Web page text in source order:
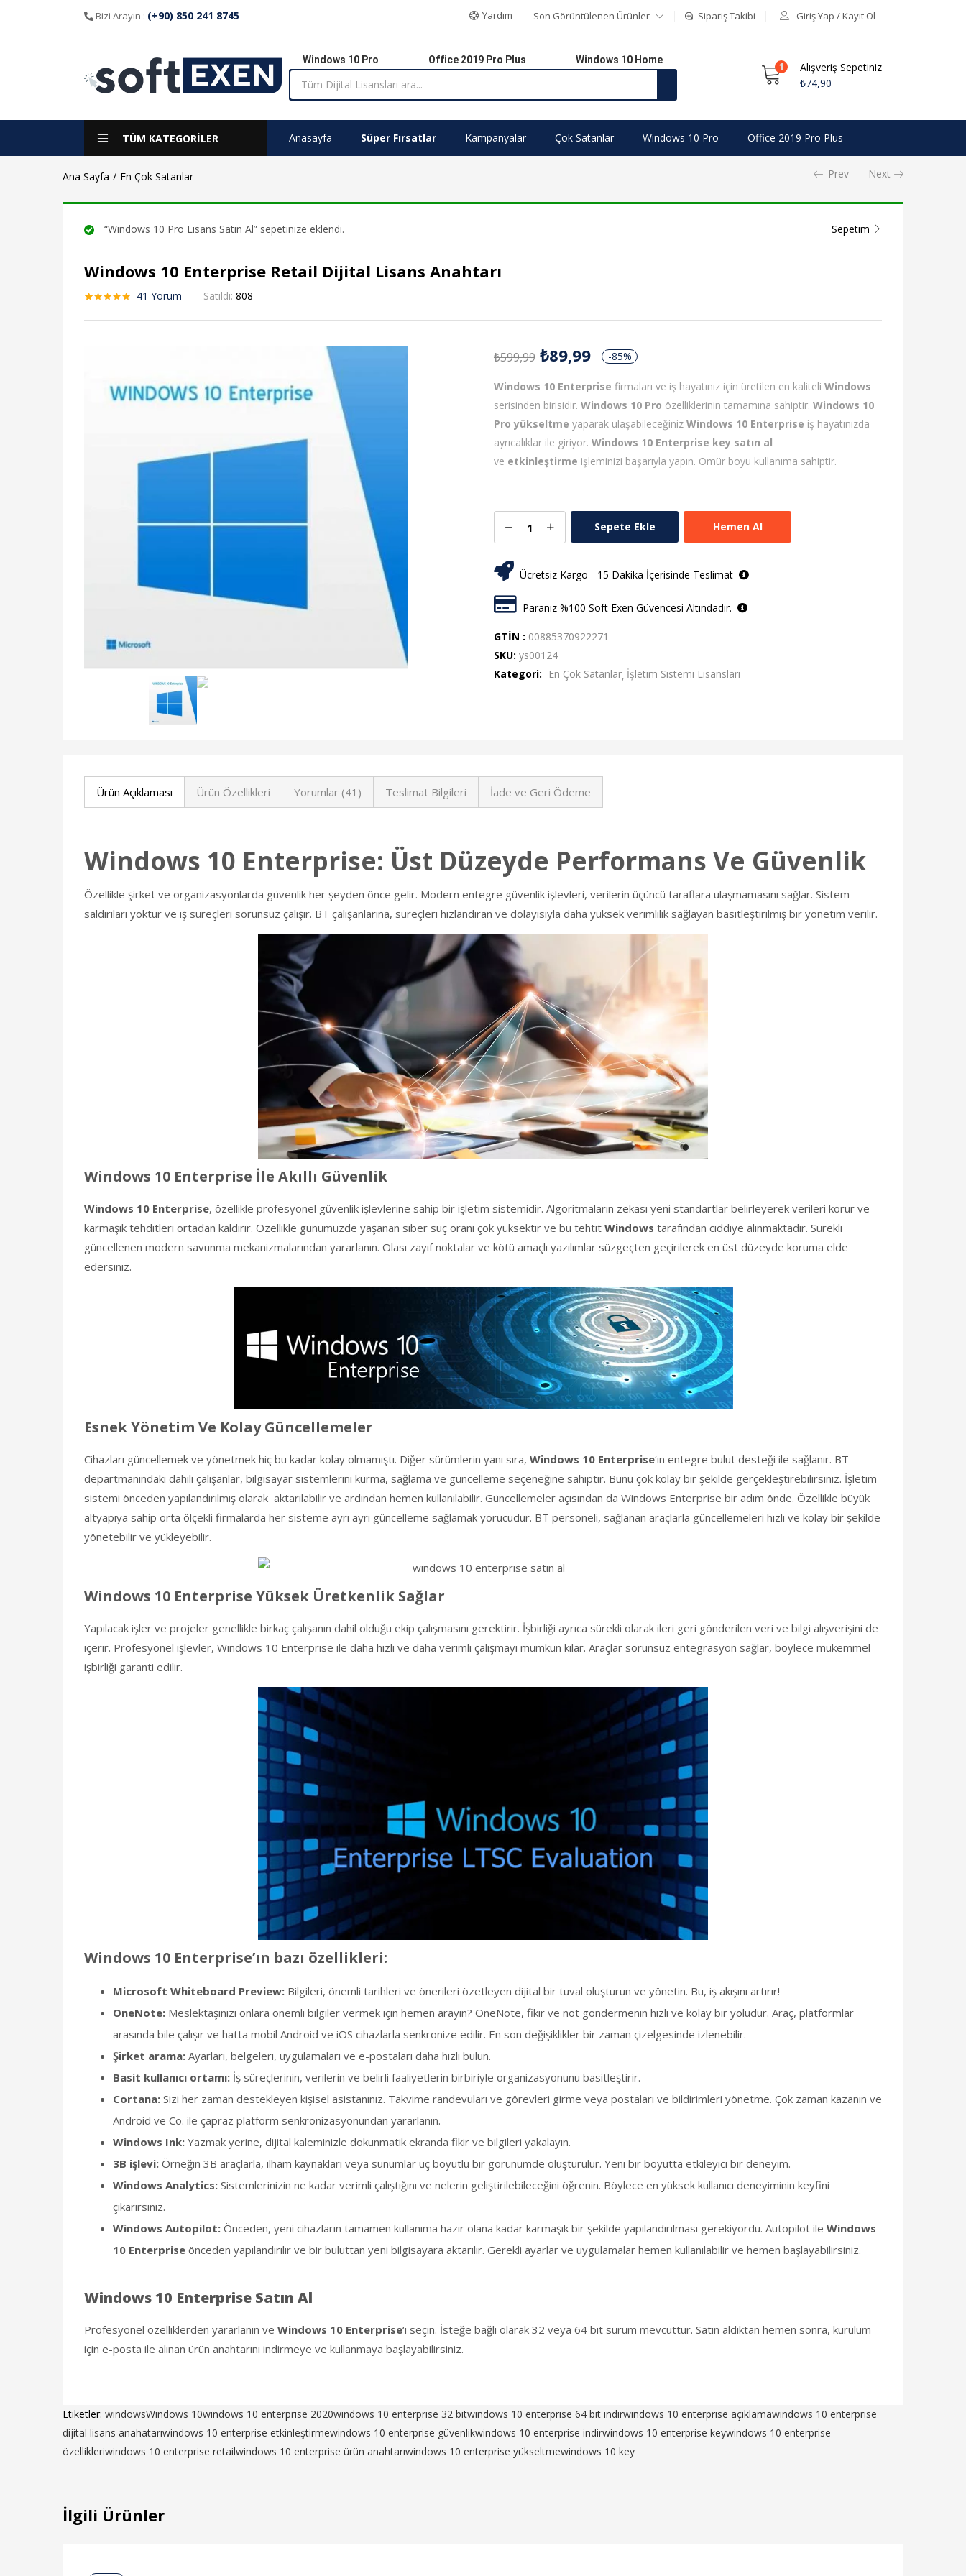
Bizi Arayın : (+90) 850 241 8745 Yardım Son Görüntülenen Ürünler Sipariş Takibi Giriş Yap / Kayıt Ol
Windows 10 Pro Office 2019 Pro Plus Windows 10 Home 1
Alışveriş Sepetiniz
₺74,90
TÜM KATEGORİLER Anasayfa Süper Fırsatlar Kampanyalar Çok Satanlar Windows 10 Pro Office 2019 Pro Plus
Ana Sayfa En Çok Satanlar Prev Next
“Windows 10 Pro Lisans Satın Al” sepetinize eklendi. Sepetim
Windows 10 Enterprise Retail Dijital Lisans Anahtarı
puanına
41 Yorum Satıldı: 808
₺599,99 ₺89,99 -85%
Windows 10 Enterprise firmaları ve iş hayatınız için üretilen en kaliteli Windows
serisinden birisidir. Windows 10 Pro özelliklerinin tamamına sahiptir. Windows 10
Proyükseltme yaparak ulaşabileceğiniz Windows 10 Enterprise iş hayatınızda
ayrıcalıklar ile giriyor. Windows 10 Enterprise key satın al
ve etkinleştirme işleminizi başarıyla yapın. Ömür boyu kullanıma sahiptir.
Sepete Ekle Hemen Al
Ücretsiz Kargo - 15 Dakika İçerisinde Teslimat
Paranız %100 Soft Exen Güvencesi Altındadır.
GTİN : 00885370922271
SKU: ys00124
Kategori:
En Çok Satanlar İşletim Sistemi Lisansları
Ürün Açıklaması Ürün Özellikleri Yorumlar (41) Teslimat Bilgileri İade ve Geri Ödeme
Windows 10 Enterprise: Üst Düzeyde Performans Ve Güvenlik
Özellikle şirket ve organizasyonlarda güvenlik her şeyden önce gelir. Modern entegre güvenlik işlevleri, verilerin üçüncü taraflara ulaşmamasını sağlar. Sistem
saldırıları yoktur ve iş süreçleri sorunsuz çalışır. BT çalışanlarına, süreçleri hızlandıran ve dolayısıyla daha yüksek verimlilik sağlayan basitleştirilmiş bir yönetim verilir.
Windows 10 Enterprise İle Akıllı Güvenlik
Windows 10 Enterprise, özellikle profesyonel güvenlik işlevlerine sahip bir işletim sistemidir. Algoritmaların zekası yeni standartlar belirleyerek verileri korur ve
karmaşık tehditleri ortadan kaldırır. Özellikle günümüzde yaşanan siber suç oranı çok yüksektir ve bu tehtit Windows tarafından ciddiye alınmaktadır. Sürekli
güncellenen modern savunma mekanizmalarından yararlanın. Olası zayıf noktalar ve kötü amaçlı yazılımlar süzgeçten geçirilerek en üst düzeyde koruma elde
edersiniz.
Esnek Yönetim Ve Kolay Güncellemeler
Cihazları güncellemek ve yönetmek hiç bu kadar kolay olmamıştı. Diğer sürümlerin yanı sıra, Windows 10 Enterprise‘ın entegre bulut desteği ile sağlanır. BT
departmanındaki dahili çalışanlar, bilgisayar sistemlerini kurma, sağlama ve güncelleme seçeneğine sahiptir. Bunu çok kolay bir şekilde gerçekleştirebilirsiniz. İşletim
sistemi önceden yapılandırılmış olarak aktarılabilir ve ardından hemen kullanılabilir. Güncellemeler açısından da Windows Enterprise bir adım önde. Özellikle büyük
altyapıya sahip orta ölçekli firmalarda her sisteme ayrı ayrı güncelleme sağlamak yorucudur. BT personeli, sağlanan araçlarla güncellemeleri hızlı ve kolay bir şekilde
yönetebilir ve yükleyebilir.
Windows 10 Enterprise Yüksek Üretkenlik Sağlar
Yapılacak işler ve projeler genellikle birkaç çalışanın dahil olduğu ekip çalışmasını gerektirir. İşbirliği ayrıca sürekli olarak ileri geri gönderilen veri ve bilgi alışverişini de
içerir. Profesyonel işlevler, Windows 10 Enterprise ile daha hızlı ve daha verimli çalışmayı mümkün kılar. Araçlar sorunsuz entegrasyon sağlar, böylece mükemmel
işbirliği garanti edilir.
Windows 10 Enterprise’ın bazı özellikleri:
Microsoft Whiteboard Preview: Bilgileri, önemli tarihleri ​​ve önerileri özetleyen dijital bir tuval oluşturun ve yönetin. Bu, iş akışını artırır!
OneNote: Meslektaşınızı onlara önemli bilgiler vermek için hemen arayın? OneNote, fikir ve not göndermenin hızlı ve kolay bir yoludur. Araç, platformlar
arasında bile çalışır ve hatta mobil Android ve iOS cihazlarla senkronize edilir. En son değişiklikler bir zaman çizelgesinde izlenebilir.
Şirket arama: Ayarları, belgeleri, uygulamaları ve e-postaları daha hızlı bulun.
Basit kullanıcı ortamı: İş süreçlerinin, verilerin ve belirli faaliyetlerin birbiriyle organizasyonunu basitleştirir.
Cortana: Sizi her zaman destekleyen kişisel asistanınız. Takvime randevuları ve görevleri girme veya postaları ve bildirimleri yönetme. Çok zaman kazanın ve
Android ve Co. ile çapraz platform senkronizasyonundan yararlanın.
Windows Ink: Yazmak yerine, dijital kaleminizle dokunmatik ekranda fikir ve bilgileri yakalayın.
3B işlevi: Örneğin 3B araçlarla, ilham kaynakları veya sunumlar üç boyutlu bir görünümde oluşturulur. Yeni bir boyutta etkileyici bir deneyim.
Windows Analytics: Sistemlerinizin ne kadar verimli çalıştığını ve nelerin geliştirilebileceğini öğrenin. Böylece en yüksek kullanıcı deneyiminin keyfini
çıkarırsınız.
Windows Autopilot: Önceden, yeni cihazların tamamen kullanıma hazır olana kadar karmaşık bir şekilde yapılandırılması gerekiyordu. Autopilot ile Windows
10 Enterprise önceden yapılandırılır ve bir buluttan yeni bilgisayara aktarılır. Gerekli ayarlar ve uygulamalar hemen kullanılabilir ve hemen başlayabilirsiniz.
Windows 10 Enterprise Satın Al
Profesyonel özelliklerden yararlanın ve Windows 10 Enterprise‘ı seçin. İsteğe bağlı olarak 32 veya 64 bit sürüm mevcuttur. Satın aldıktan hemen sonra, kurulum
için e-posta ile alınan ürün anahtarını indirmeye ve kullanmaya başlayabilirsiniz.
Etiketler: windowsWindows 10windows 10 enterprise 2020windows 10 enterprise 32 bitwindows 10 enterprise 64 bit indirwindows 10 enterprise açıklamawindows 10 enterprise
dijital lisans anahatarıwindows 10 enterprise etkinleştirmewindows 10 enterprise güvenlikwindows 10 enterprise indirwindows 10 enterprise keywindows 10 enterprise
özellikleriwindows 10 enterprise retailwindows 10 enterprise ürün anahtarıwindows 10 enterprise yükseltmewindows 10 key
İlgili Ürünler